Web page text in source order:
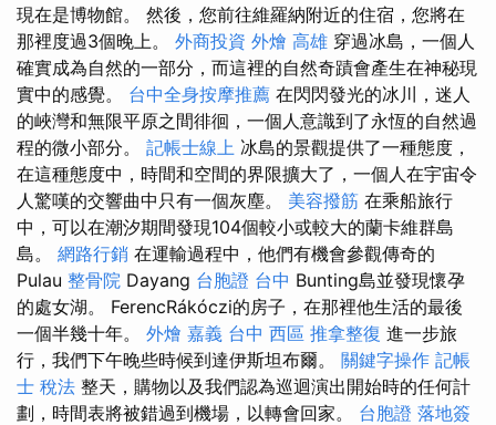
現在是博物館。 然後，您前往維羅納附近的住宿，您將在
那裡度過3個晚上。 外商投資 外燴 高雄 穿過冰島，一個人
確實成為自然的一部分，而這裡的自然奇蹟會產生在神秘現
實中的感覺。 台中全身按摩推薦 在閃閃發光的冰川，迷人
的峽灣和無限平原之間徘徊，一個人意識到了永恆的自然過
程的微小部分。 記帳士線上 冰島的景觀提供了一種態度，
在這種態度中，時間和空間的界限擴大了，一個人在宇宙令
人驚嘆的交響曲中只有一個灰塵。 美容撥筋 在乘船旅行
中，可以在潮汐期間發現104個較小或較大的蘭卡維群島
島。 網路行銷 在運輸過程中，他們有機會參觀傳奇的
Pulau 整骨院 Dayang 台胞證 台中 Bunting島並發現懷孕
的處女湖。 FerencRákóczi的房子，在那裡他生活的最後
一個半幾十年。 外燴 嘉義 台中 西區 推拿整復 進一步旅
行，我們下午晚些時候到達伊斯坦布爾。 關鍵字操作 記帳
士 稅法 整天，購物以及我們認為巡迴演出開始時的任何計
劃，時間表將被錯過到機場，以轉會回家。 台胞證 落地簽